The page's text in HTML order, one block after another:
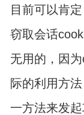
目前可以肯
窃取会话
无用的，因
际的利用方
一方法来发